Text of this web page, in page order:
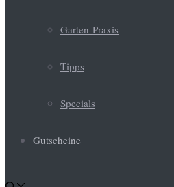
Garten-Praxis
Tipps
Specials
Gutscheine